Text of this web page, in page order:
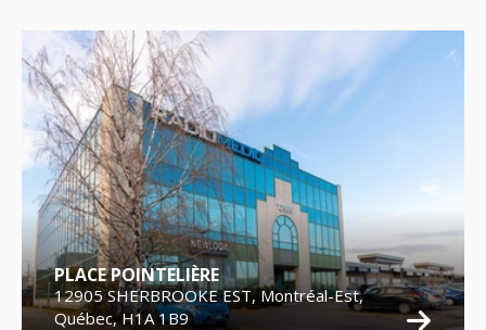
PLACE POINTELIÈRE
12905 SHERBROOKE EST, Montréal-Est,
Québec, H1A 1B9